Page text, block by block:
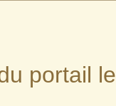
portail